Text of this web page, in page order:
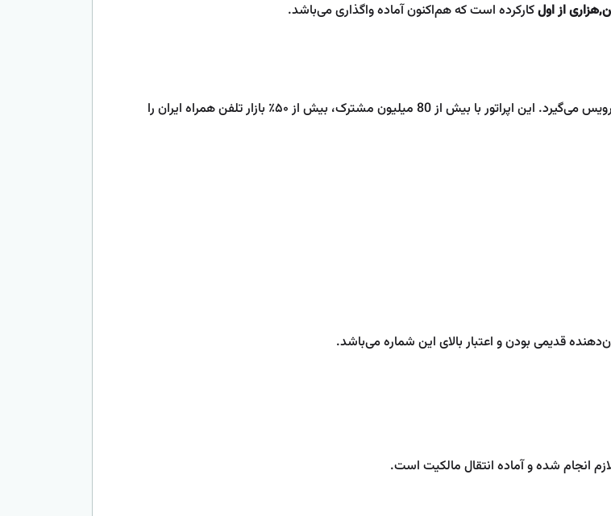
از اولکارکرده است که هم‌اکنون آماده واگذاری می‌باشد.
سرویس می‌گیرد. این اپراتور با بیش از 80 میلیون مشترک، بیش از ۵۰٪ بازار تلفن همراه ایران را
قدیمی بودن و اعتبار بالای این شماره می‌باشد.
انجام شده و آماده انتقال مالکیت است.